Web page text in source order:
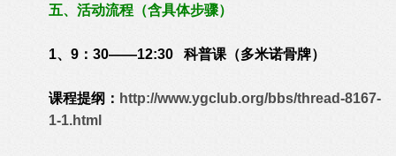
五、活动流程（含具体步骤）
1、9：30——12:30 科普课（多米诺骨牌）
课程提纲： http://www.ygclub.org/bbs/thread-8167-
1-1.html